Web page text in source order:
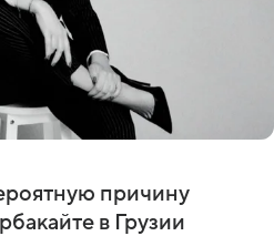
причину
в Грузии